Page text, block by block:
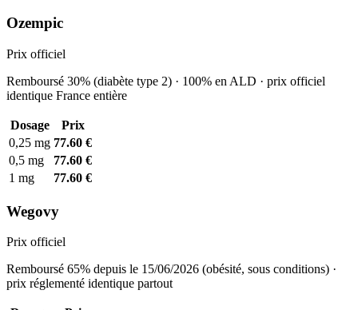
Ozempic
Prix officiel
Remboursé 30% (diabète type 2) · 100% en ALD · prix officiel
identique France entière
Dosage
Prix
0,25 mg 77.60 €
0,5 mg
77.60 €
1 mg
77.60 €
Wegovy
Prix officiel
Remboursé 65% depuis le 15/06/2026 (obésité, sous conditions) ·
prix réglementé identique partout